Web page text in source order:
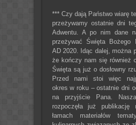
*** Czy dają Państwo wiarę
przeżywamy ostatnie dni
Adwentu. A po nim dane
przeżywać Święta Bożego
AD 2020. Idąc dalej, można
że kończy nam się również
Święta są już o dosłowny
Przed nami stoi więc
okres w roku – ostatnie dni
na przyjście Pana.
rozpoczęła już publikację
łamach materiałów